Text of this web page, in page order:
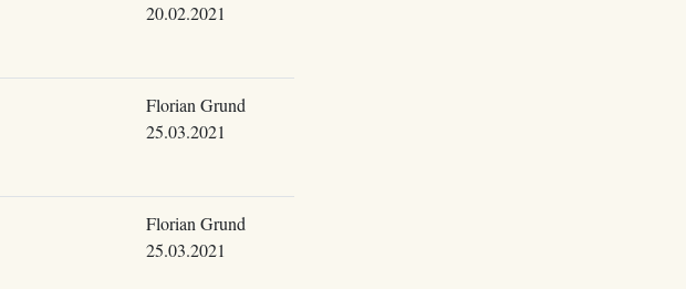
20.02.2021
Florian Grund
25.03.2021
Florian Grund
25.03.2021